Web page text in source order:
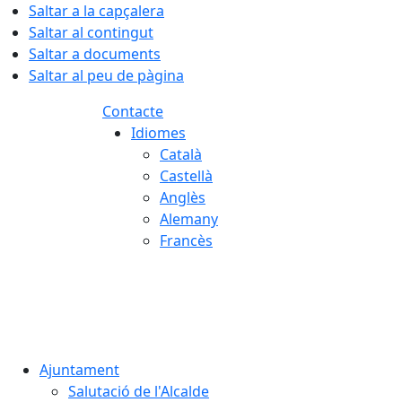
Saltar a la capçalera
Saltar al contingut
Saltar a documents
Saltar al peu de pàgina
Contacte
Idiomes
Català
Castellà
Anglès
Alemany
Francès
Ajuntament
Salutació de l'Alcalde